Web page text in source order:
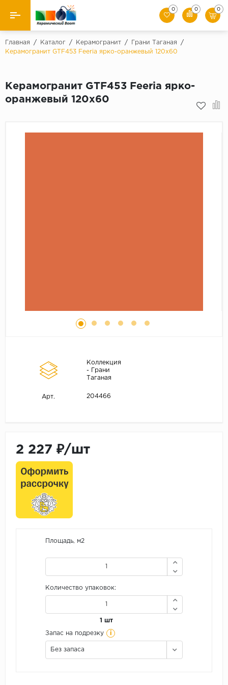
Назад
Керамическая плитка
Мозаики
0 0 0
Главная / Каталог / Керамогранит / Грани Таганая
/
Керамогранит GTF453 Feeria ярко-оранжевый 120х60
Керамогранит GTF453 Feeria ярко-
оранжевый 120х60
Коллекция
- Грани
Таганая
Арт. 204466
2 227 ₽/шт
Площадь, м2
Количество упаковок:
1 шт
Запас на подрезку i
Без запаса